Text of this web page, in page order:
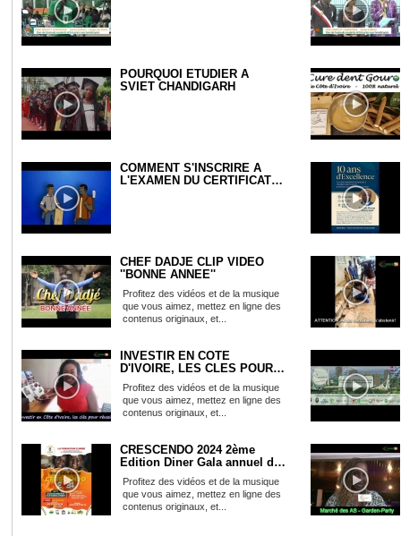
POURQUOI ÉTUDIER À
SVIET CHANDIGARH
COMMENT S'INSCRIRE A
L'EXAMEN DU CERTIFICAT
CHEF DADJE CLIP VIDEO
''BONNE ANNEE''
Profitez des vidéos et de la musique
que vous aimez, mettez en ligne des
contenus originaux, et...
INVESTIR EN COTE
D'IVOIRE, LES CLES POUR
REUSSIR
Profitez des vidéos et de la musique
que vous aimez, mettez en ligne des
contenus originaux, et...
CRESCENDO 2024 2ème
Edition Diner Gala annuel de
l...
Profitez des vidéos et de la musique
que vous aimez, mettez en ligne des
contenus originaux, et...